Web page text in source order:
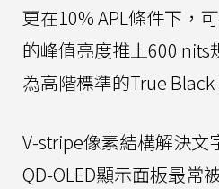
更在10% APL條件下，
的峰值亮度推上600
為高階標準的True Black
V-stripe像素結構解決文
QD-OLED顯示面板最常